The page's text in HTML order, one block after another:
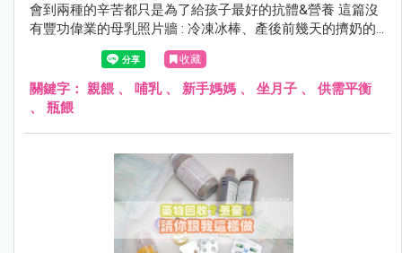
會到兩種的辛苦都只是為了給孩子最好的抗體&營養 這篇沒
有豐功偉業的母乳照片牆 : 冷凍冰棒、產後前幾天的擠奶的
cc數~通通沒有((哈~ 總覺得那些越看越讓人喪氣~回頭繼續
盯著胸前兩顆硬奶猛搖頭 相信我~雖然文字可能有點多，但
還是希望能幫助到還在餵母乳所苦的奶娘們!! 加油ㄚ~~~~
收藏
關鍵字： 親餵 、 哺乳、 新手媽媽 、 坐月子 、 供需平衡
、 瓶餵